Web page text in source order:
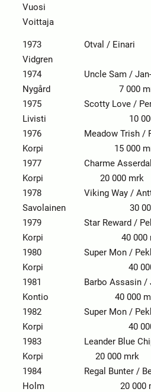
Vuosi
Voittaja
1973 Otval / Einari
Vidgren 4
1974 Uncle Sam / Jan-
Nygård 7 000
1975 Scotty Love /
Livisti 10 000
1976 Meadow Trish /
Korpi 15 000
1977 Charme Asserdal
Korpi 20 000 mrk
1978 Viking Way /
Savolainen 30 000
1979 Star Reward /
Korpi 40 000
1980 Super Mon /
Korpi 40 000
1981 Barbo Assasin /
Kontio 40 000
1982 Super Mon /
Korpi 40 000
1983 Leander Blue Chip
Korpi 20 000 mrk
1984 Regal Bunter /
Holm 20 000